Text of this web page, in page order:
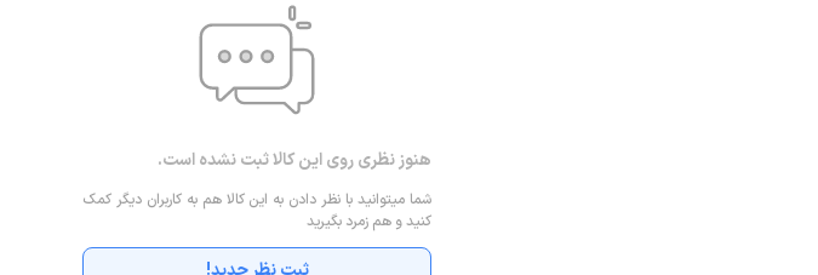
هنوز نظری روی این کالا ثبت نشده است.
شما میتوانید با نظر دادن به این کالا هم به کاربران دیگر کمک
کنید و هم زمرد بگیرید